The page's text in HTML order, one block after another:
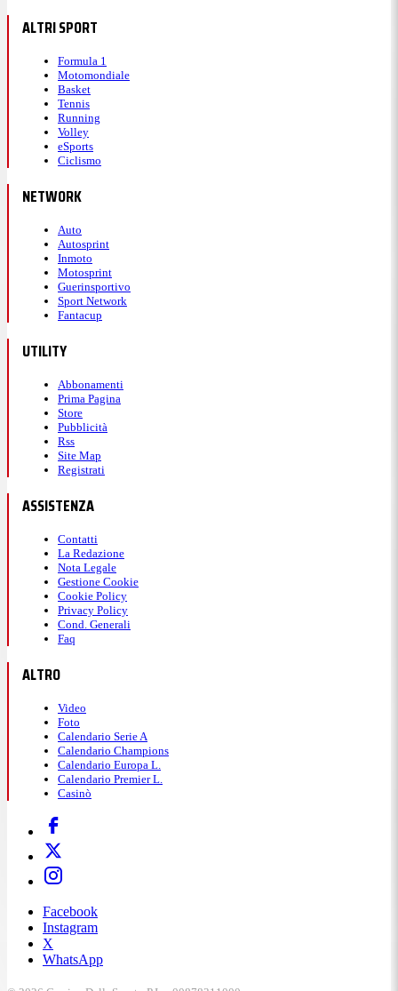
ALTRI SPORT
Formula 1
Motomondiale
Basket
Tennis
Running
Volley
eSports
Ciclismo
NETWORK
Auto
Autosprint
Inmoto
Motosprint
Guerinsportivo
Sport Network
Fantacup
UTILITY
Abbonamenti
Prima Pagina
Store
Pubblicità
Rss
Site Map
Registrati
ASSISTENZA
Contatti
La Redazione
Nota Legale
Gestione Cookie
Cookie Policy
Privacy Policy
Cond. Generali
Faq
ALTRO
Video
Foto
Calendario Serie A
Calendario Champions
Calendario Europa L.
Calendario Premier L.
Casinò
Facebook
Instagram
X
WhatsApp